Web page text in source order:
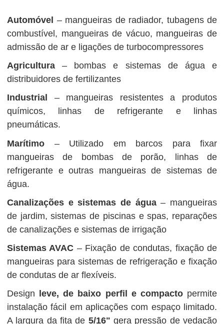
Automóvel – mangueiras de radiador, tubagens de
combustível, mangueiras de vácuo, mangueiras de
admissão de ar e ligações de turbocompressores
Agricultura – bombas e sistemas de água e
distribuidores de fertilizantes
Industrial
– mangueiras resistentes a produtos
químicos, linhas de refrigerante e linhas
pneumáticas.
Marítimo – Utilizado em barcos para fixar
mangueiras de bombas de porão, linhas de
refrigerante e outras mangueiras de sistemas de
água.
Canalizações e sistemas de água– mangueiras
de jardim, sistemas de piscinas e spas, reparações
de canalizações e sistemas de irrigação
Sistemas AVAC – Fixação de condutas, fixação de
mangueiras para sistemas de refrigeração e fixação
de condutas de ar flexíveis.
Design
leve, de baixo perfil e compactopermite
instalação fácil em aplicações com espaço limitado.
A largura da fita de 5/16" gera pressão de vedação